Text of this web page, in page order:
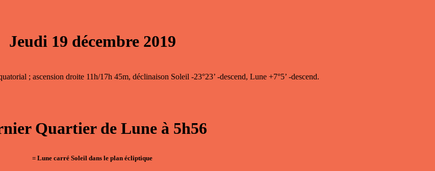
Jeudi 19 décembre 2019
; ascension droite 11h/17h 45m, déclinaison Soleil -23°23’ -descend, Lune +7°5’ -descend.
Quartier de Lune à 5h56
= Lune carré Soleil dans le plan écliptique